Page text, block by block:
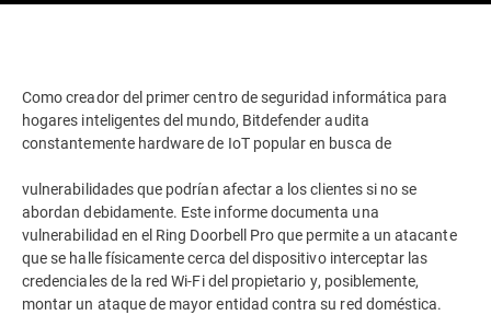
Como creador del primer centro de seguridad informática para
hogares inteligentes del mundo, Bitdefender audita
constantemente hardware de IoT popular en busca de
vulnerabilidades que podrían afectar a los clientes si no se
abordan debidamente. Este informe documenta una
vulnerabilidad en el Ring Doorbell Pro que permite a un atacante
que se halle físicamente cerca del dispositivo interceptar las
credenciales de la red Wi-Fi del propietario y, posiblemente,
montar un ataque de mayor entidad contra su red doméstica.